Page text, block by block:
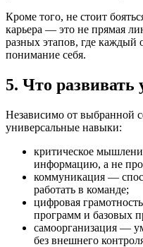
Кроме того, не стоит
карьера — это не прямая
разных этапов, где
понимание себя.
5. Что развивать
Независимо от выбранной
универсальные навыки:
критическое
информацию, а не
коммуникация —
работать в команде;
цифровая
программ и базовых
самоорганизация —
без внешнего